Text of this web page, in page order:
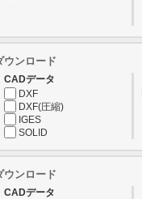
ウンロード
CADデータ
DXF
DXF(圧縮)
IGES
SOLID
ウンロード
CADデータ